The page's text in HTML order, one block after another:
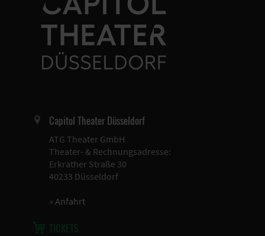
Capitol Theater Düsseldorf
ATG Theater GmbH
Theater- & Rechnungsadresse:
Erkrather Straße 30
40233 Düsseldorf
» Anfahrt
TICKETS